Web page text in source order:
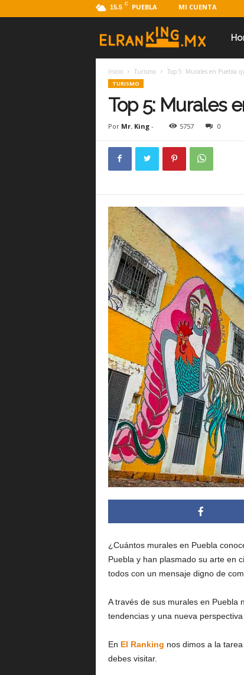
15.5 C PUEBLA MI CUENTA
i
n
g
.
m
Inicio Turismo Top 5: Murales en Puebla
TURISMO
Top 5: Murales
Por Mr. King- 5757 0
¿Cuántos murales en Puebla
Puebla y han plasmado su arte en
todos con un mensaje digno de
A través de sus murales en Puebla
tendencias y una nueva perspectiva
En El Ranking nos dimos a la
debes visitar.